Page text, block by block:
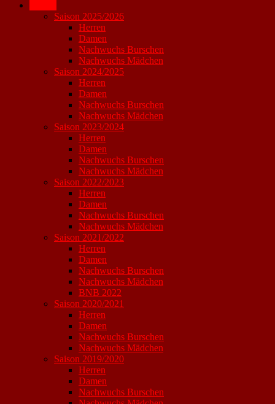
Saison 2025/2026
Herren
Damen
Nachwuchs Burschen
Nachwuchs Mädchen
Saison 2024/2025
Herren
Damen
Nachwuchs Burschen
Nachwuchs Mädchen
Saison 2023/2024
Herren
Damen
Nachwuchs Burschen
Nachwuchs Mädchen
Saison 2022/2023
Herren
Damen
Nachwuchs Burschen
Nachwuchs Mädchen
Saison 2021/2022
Herren
Damen
Nachwuchs Burschen
Nachwuchs Mädchen
BNB 2022
Saison 2020/2021
Herren
Damen
Nachwuchs Burschen
Nachwuchs Mädchen
Saison 2019/2020
Herren
Damen
Nachwuchs Burschen